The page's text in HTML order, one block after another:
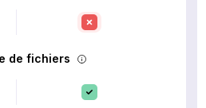
de fichiers